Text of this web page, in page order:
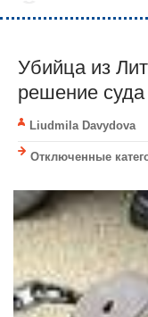
Убийца из
решение суда
Liudmila Davydova
Отключенные